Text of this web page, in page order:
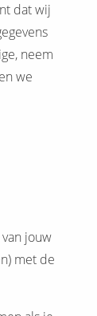
dat wij
neem
we
jouw
met de